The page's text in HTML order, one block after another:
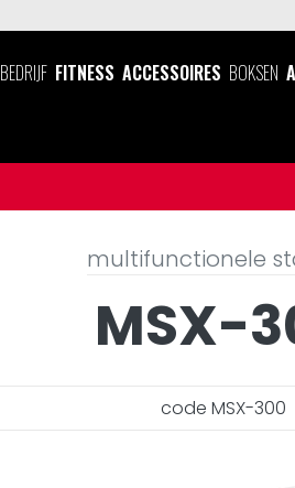
BEDRIJF FITNESS ACCESSOIRES BOKSEN
multifunctionele
MSX-
code MSX-300